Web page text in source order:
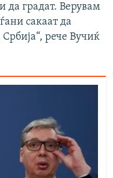
да градат. Верувам
сакаат да
рече Вучиќ